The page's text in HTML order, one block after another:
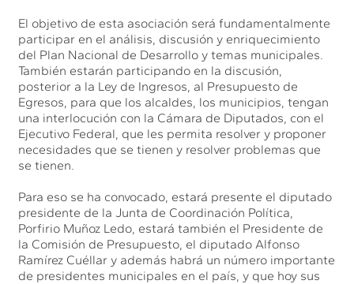
El objetivo de esta asociación será fundamentalmente
participar en el análisis, discusión y enriquecimiento
del Plan Nacional de Desarrollo y temas municipales.
También estarán participando en la discusión,
posterior a la Ley de Ingresos, al Presupuesto de
Egresos, para que los alcaldes, los municipios, tengan
una interlocución con la Cámara de Diputados, con el
Ejecutivo Federal, que les permita resolver y proponer
necesidades que se tienen y resolver problemas que
se tienen.
Para eso se ha convocado, estará presente el diputado
presidente de la Junta de Coordinación Política,
Porfirio Muñoz Ledo, estará también el Presidente de
la Comisión de Presupuesto, el diputado Alfonso
Ramírez Cuéllar y además habrá un número importante
de presidentes municipales en el país, y que hoy sus